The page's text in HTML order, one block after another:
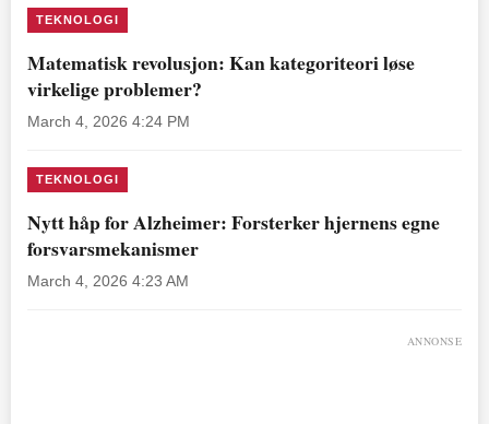
TEKNOLOGI
Matematisk revolusjon: Kan kategoriteori løse
virkelige problemer?
March 4, 2026 4:24 PM
TEKNOLOGI
Nytt håp for Alzheimer: Forsterker hjernens egne
forsvarsmekanismer
March 4, 2026 4:23 AM
ANNONSE